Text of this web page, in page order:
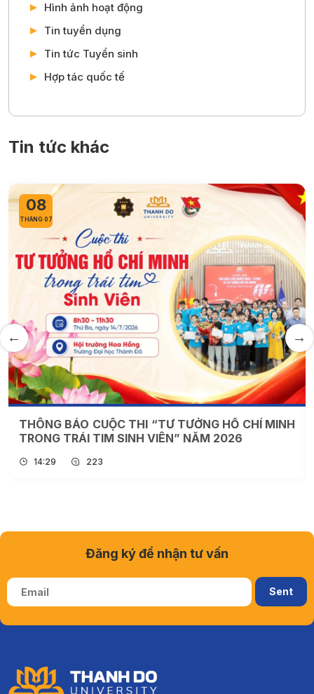
Hình ảnh hoạt động
Tin tuyển dụng
Tin tức Tuyển sinh
Hợp tác quốc tế
Tin tức khác
08
THÁNG 07
THÔNG BÁO CUỘC THI “TƯ TƯỞNG HỒ CHÍ MINH
TRONG TRÁI TIM SINH VIÊN” NĂM 2026
14:29 223
Đăng ký để nhận tư vấn